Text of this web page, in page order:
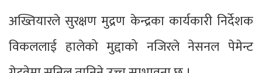
अख्तियारले सुरक्षण मुद्रण केन्द्रका कार्यकारी निर्देशक
विकललाई हालेको मुद्दाको नजिरले नेसनल पेमेन्ट